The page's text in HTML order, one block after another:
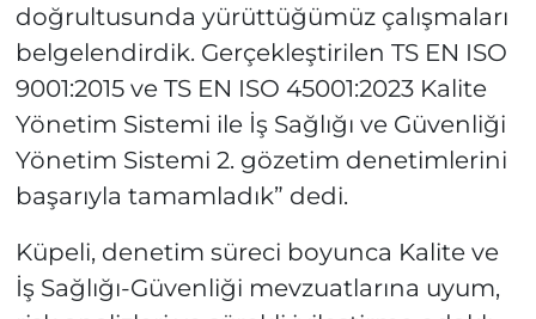
doğrultusunda yürüttüğümüz çalışmaları
belgelendirdik. Gerçekleştirilen TS EN ISO
9001:2015 ve TS EN ISO 45001:2023 Kalite
Yönetim Sistemi ile İş Sağlığı ve Güvenliği
Yönetim Sistemi 2. gözetim denetimlerini
başarıyla tamamladık” dedi.
Küpeli, denetim süreci boyunca Kalite ve
İş Sağlığı-Güvenliği mevzuatlarına uyum,